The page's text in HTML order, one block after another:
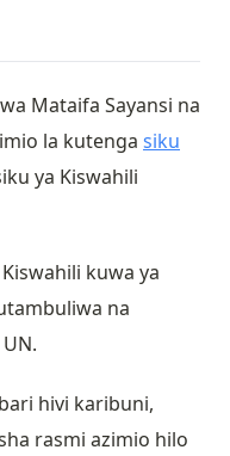
Mataifa Sayansi na
la kutenga siku
ya Kiswahili
kuwa ya
na
hivi karibuni,
rasmi azimio hilo